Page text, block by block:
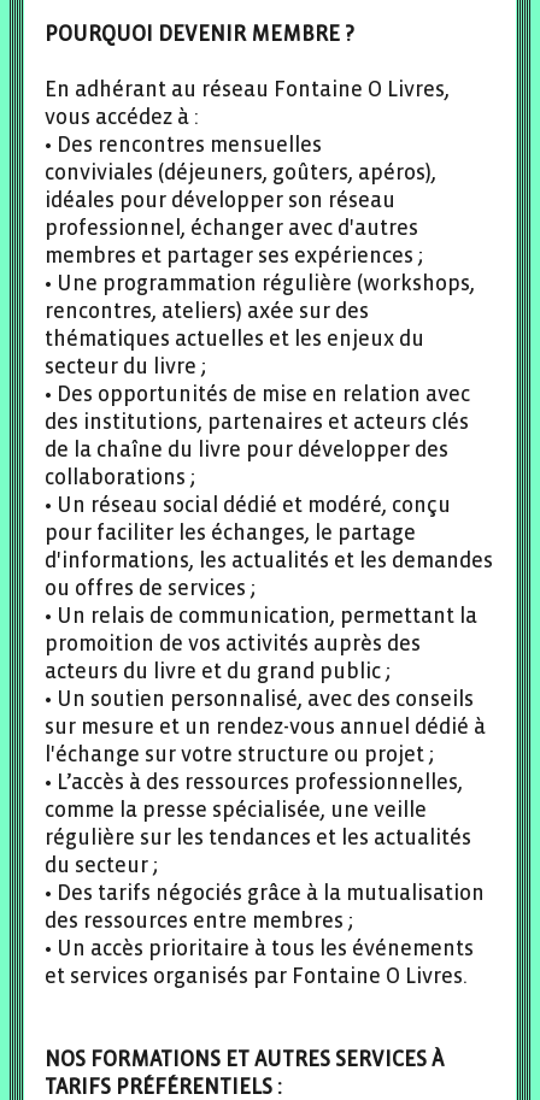
POURQUOI DEVENIR MEMBRE ?
En adhérant au réseau Fontaine O Livres,
vous accédez à :
• Des rencontres mensuelles
conviviales (déjeuners, goûters, apéros),
idéales pour développer son réseau
professionnel, échanger avec d'autres
membres et partager ses expériences ;
• Une programmation régulière (workshops,
rencontres, ateliers) axée sur des
thématiques actuelles et les enjeux du
secteur du livre ;
• Des opportunités de mise en relation avec
des institutions, partenaires et acteurs clés
de la chaîne du livre pour développer des
collaborations ;
• Un réseau social dédié et modéré, conçu
pour faciliter les échanges, le partage
d'informations, les actualités et les demandes
ou offres de services ;
• Un relais de communication, permettant la
promoition de vos activités auprès des
acteurs du livre et du grand public ;
• Un soutien personnalisé, avec des conseils
sur mesure et un rendez-vous annuel dédié à
l'échange sur votre structure ou projet ;
• L’accès à des ressources professionnelles,
comme la presse spécialisée, une veille
régulière sur les tendances et les actualités
du secteur ;
• Des tarifs négociés grâce à la mutualisation
des ressources entre membres ;
• Un accès prioritaire à tous les événements
et services organisés par Fontaine O Livres.
NOS FORMATIONS ET AUTRES SERVICES À
TARIFS PRÉFÉRENTIELS :